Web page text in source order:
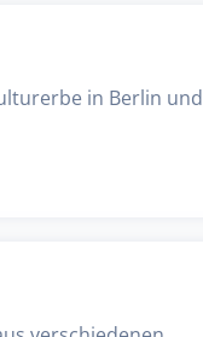
in Berlin und